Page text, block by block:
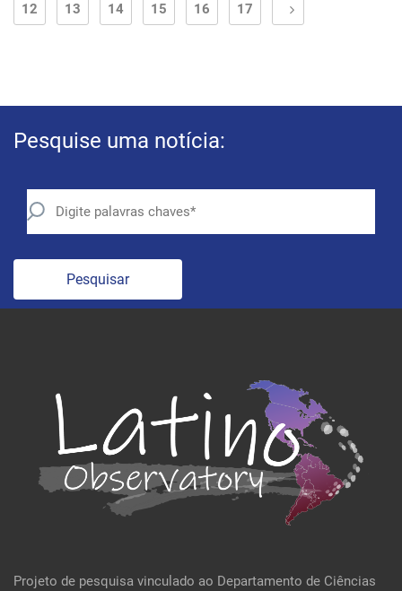
12 13 14 15 16 17
Pesquise uma notícia:
Pesquisar
Projeto de pesquisa vinculado ao Departamento de Ciências